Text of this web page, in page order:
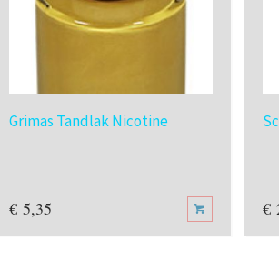
Grimas Tandlak Nicotine
€5,35 €